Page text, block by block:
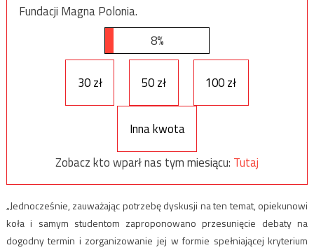
Fundacji Magna Polonia.
8%
30 zł 50 zł 100 zł
Inna kwota
Zobacz kto wparł nas tym miesiącu: Tutaj
„Jednocześnie, zauważając potrzebę dyskusji na ten temat, opiekunowi
koła i samym studentom zaproponowano przesunięcie debaty na
dogodny termin i zorganizowanie jej w formie spełniającej kryterium